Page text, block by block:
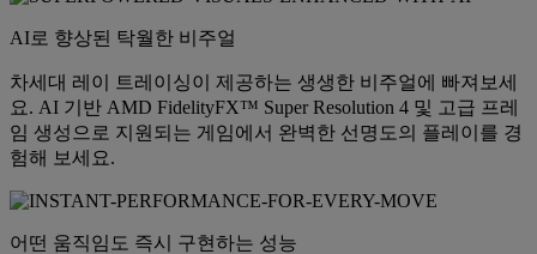
AI로 향상된 탁월한 비주얼
차세대 레이 트레이싱이 제공하는 생생한 비주얼에 빠져보세
요. AI 기반 AMD FidelityFX™ Super Resolution 4 및 고급 프레
임 생성으로 지원되는 게임에서 완벽한 선명도의 플레이를 경
험해 보세요.
어떤 움직임도 즉시 구현하는 성능